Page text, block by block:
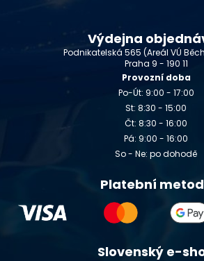
Výdejna
Podnikatelská 565 (Areál VÚ
Praha 9 - 190 11
Provozní doba
Po-Út: 9:00 - 17:00
St: 8:30 - 15:00
Čt: 8:30 - 16:00
Pá: 9:00 - 16:00
So - Ne: po dohodě
Platební
Slovenský e-